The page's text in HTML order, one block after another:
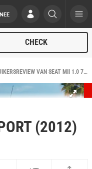
GEBRUIKERSREVIEW VAN SEAT MII 1.0 75PK SPORT (2012)
(2012)